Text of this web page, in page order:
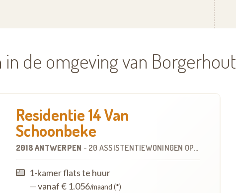
de omgeving van Borgerhout
Residentie 14 Van
Schoonbeke
2018 ANTWERPEN - 20 ASSISTENTIEWONINGEN OP 34.4 KM
1-kamer flats te huur
—vanaf € 1.056/maand (*)